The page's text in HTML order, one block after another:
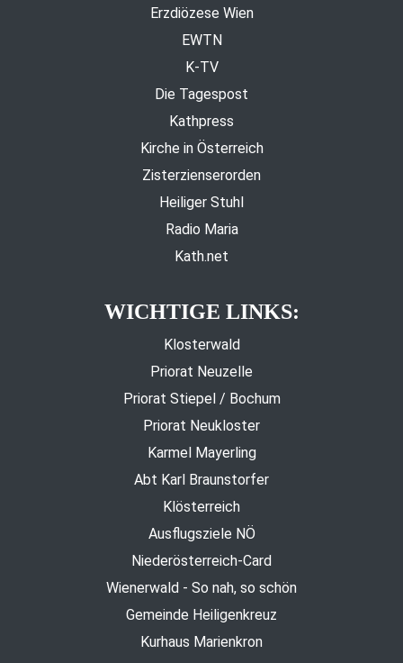
Erzdiözese Wien
EWTN
K-TV
Die Tagespost
Kathpress
Kirche in Österreich
Zisterzienserorden
Heiliger Stuhl
Radio Maria
Kath.net
WICHTIGE LINKS:
Klosterwald
Priorat Neuzelle
Priorat Stiepel / Bochum
Priorat Neukloster
Karmel Mayerling
Abt Karl Braunstorfer
Klösterreich
Ausflugsziele NÖ
Niederösterreich-Card
Wienerwald - So nah, so schön
Gemeinde Heiligenkreuz
Kurhaus Marienkron